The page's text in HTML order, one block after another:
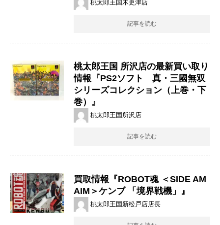
桃太郎王国木更津店
記事を読む
桃太郎王国 所沢店の最新買い取り
情報『PS2ソフト 真・三國無双
シリーズコレクション（上巻・下
巻）』
桃太郎王国所沢店
記事を読む
買取情報『ROBOT魂 ​＜SIDE ​AM
AIM＞ケンブ ​「境界戦機」』
桃太郎王国新松戸店店長